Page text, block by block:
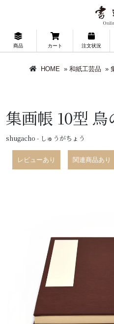
商品 カート 注文状況
HOME » 和紙工芸品 »
集画帳 10型
shugacho - しゅうがちょう
レビューあり 関連商品あり